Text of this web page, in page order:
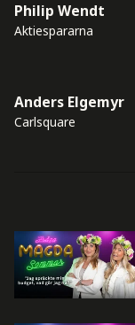
Philip Wendt
Aktiespararna
Anders Elgemyr
Carlsquare